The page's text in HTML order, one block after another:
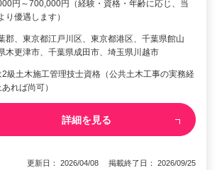
円～700,000円（経験・資格・年齢に応じ、当
り優遇します）
郡、東京都江戸川区、東京都港区、千葉県館山
木更津市、千葉県成田市、埼玉県川越市
2級土木施工管理技士資格（公共土木工事の実務経
れば尚可）
詳細を見る
更新日： 2026/04/08 掲載終了日： 2026/09/25